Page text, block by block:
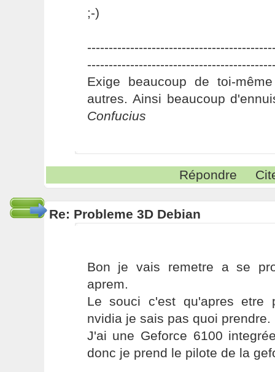
;-)
Exige beaucoup de toi-
autres. Ainsi beaucoup
Confucius
Répondre
Re: Probleme 3D Debian
Bon je vais remetre a se
aprem.
Le souci c'est qu'apres etre
nvidia je sais pas quoi prendre.
J'ai une Geforce 6100
donc je prend le pilote de la